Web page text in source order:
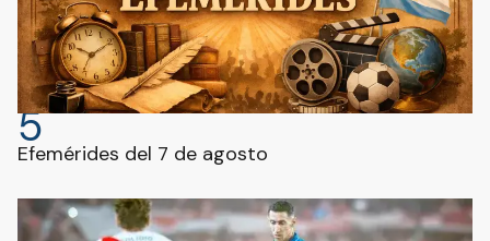
5
Efemérides del 7 de agosto